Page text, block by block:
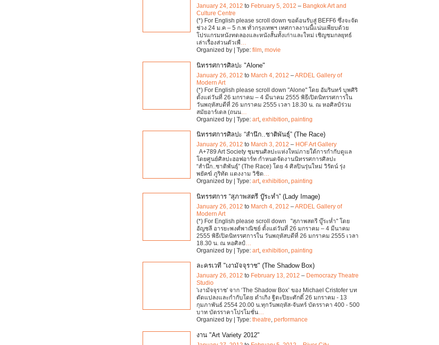
January 24, 2012 to February 5, 2012 – Bangkok Art and
Culture Centre
(*) For English please scroll down ขอต้อนรับสู่ BEFF6 ซึ่งจะจัด
ช่วง 24 ม.ค – 5 ก.พ ทั่วกรุงเทพฯ เทศกาลงานนี้แน่นเพียบด้วย
โปรแกรมหนังทดลองและหนังสั้นทั้งเก่าและใหม่ เชิญชมกลยุทธ์
เล่าเรื่องส่วนตัวเพื …
Organized by | Type: film, movie
นิทรรศการศิลปะ "Alone"
January 26, 2012 to March 4, 2012 –ARDEL Gallery of
Modern Art
(*) For English please scroll down "Alone" โดย อัมรินทร์ บุพศิริ
ตั้งแต่วันที่ 26 มกราคม – 4 มีนาคม 2555 พิธีเปิดนิทรรศการใน
วันพฤหัสบดีที่ 26 มกราคม 2555 เวลา 18.30 น. ณ หอศิลป์ร่วม
สมัยอาร์เดล (ถนน
Organized by | Type: art exhibition painting
นิทรรศการศิลปะ “สำนึก..ชาติพันธุ์” (The Race)
January 26, 2012 to March 3, 2012 – HOF Art Gallery
A+789 Art Society ชุมชนศิลปะแห่งใหม่ภายใต้การกำกับดูแล
โดยศูนย์ศิลปะฮอฟอาร์ท กำหนดจัดงานนิทรรศการศิลปะ
“สำนึก..ชาติพันธุ์” (The Race) โดย 4 ศิลปินรุ่นใหม่ วิรัตน์ รุ่ง
พยัคฆ์ ภูริทัต แดงงาม วิชิต…
Organized by | Type: art, exhibition, painting
นิทรรศการ “สุภาพสตรี บู๊ระห่ำ” (Lady Image)
January 26, 2012 to March 4, 2012 –ARDEL Gallery of
Modern Art
(*) For English please scroll down "สุภาพสตรี บู๊ระห่ำ" โดย
อัญชลี อารยะพงศ์พาณิชย์ ตั้งแต่วันที่ 26 มกราคม – 4 มีนาคม
2555 พิธีเปิดนิทรรศการใน วันพฤหัสบดีที่ 26 มกราคม 2555 เวลา
18.30 น. ณ หอศิลป์
Organized by | Type: art exhibition painting
ละครเวที "เงามัจจุราช" (The Shadow Box)
January 26, 2012 to February 13, 2012 – Democrazy Theatre
Studio
'เงามัจจุราช' จาก ‘The Shadow Box’ ของ Michael Cristofer บท
ดัดแปลงและกำกับโดย ดำเกิง ฐิตะปิยะศักดิ์ 26 มกราคม - 13
กุมภาพันธ์ 2554 20.00 น.ทุกวันพฤหัส-จันทร์ บัตรราคา 400 - 500
บาท บัตรราคาโปรโมชั่น…
Organized by | Type: theatre, performance
งาน "Art Variety 2012"